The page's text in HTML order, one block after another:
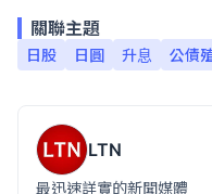
關聯主題
日股 日圓 升息 公債
LTN
最迅速詳實的新聞媒體